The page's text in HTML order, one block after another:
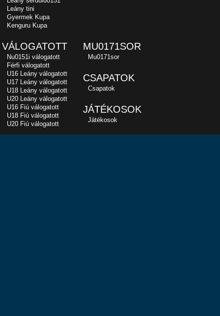
Leány tini
Gyermek Kupa
Kenguru Kupa
VÁLOGATOTT
Nu0151i válogatott
Férfi válogatott
U16 Leány válogatott
U17 Leány válogatott
U18 Leány válogatott
U20 Leány válogatott
U16 Fiú válogatott
U18 Fiú válogatott
U20 Fiú válogatott
MU0171SOR
Mu0171sor
CSAPATOK
Csapatok
JÁTÉKOSOK
Játékosok